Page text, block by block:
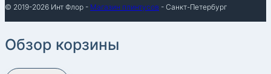
© 2019-2026 Инт Флор - Магазин плинтусов - Санкт-Петербург
Обзор корзины